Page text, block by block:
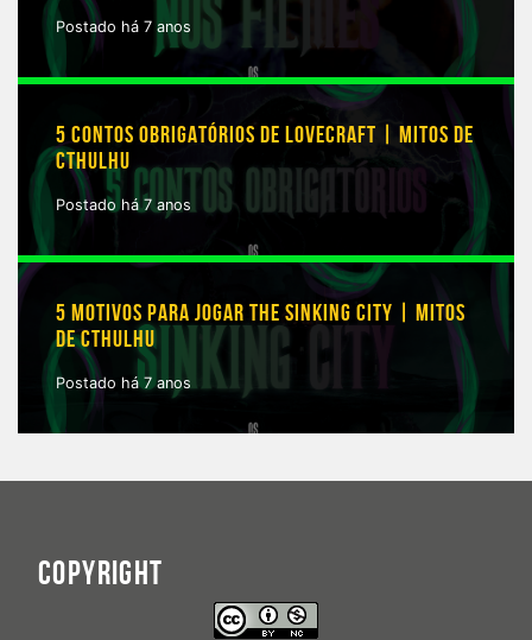
Postado há 7 anos
5 CONTOS OBRIGATÓRIOS DE LOVECRAFT | MITOS DE
CTHULHU
Postado há 7 anos
5 MOTIVOS PARA JOGAR THE SINKING CITY | MITOS
DE CTHULHU
Postado há 7 anos
COPYRIGHT